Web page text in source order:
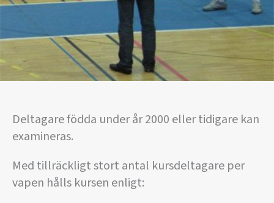
Deltagare födda under år 2000 eller tidigare kan
examineras.
Med tillräckligt stort antal kursdeltagare per
vapen hålls kursen enligt: